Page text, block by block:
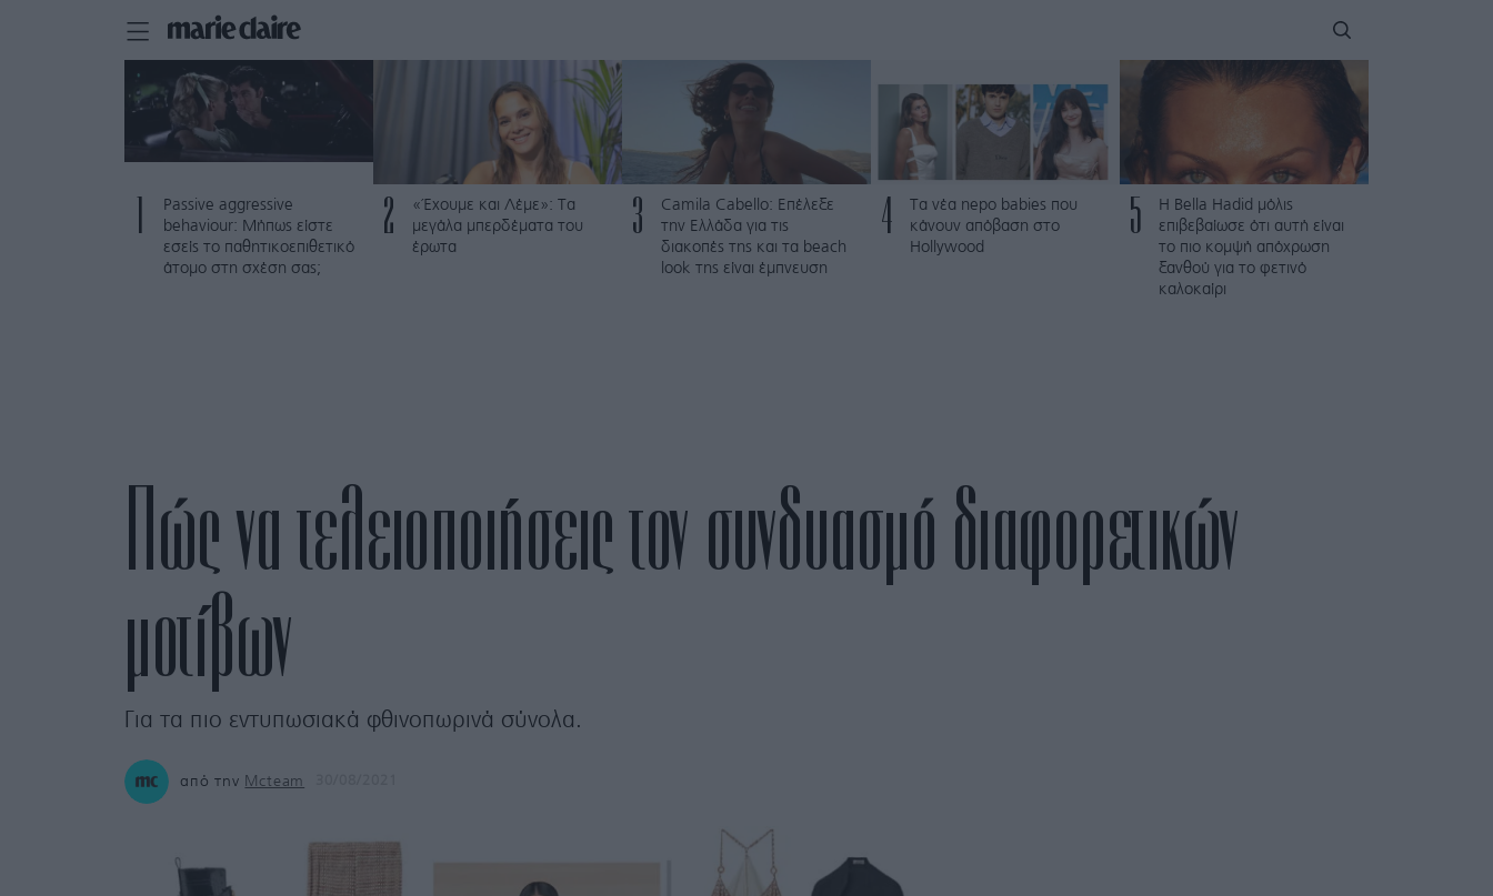
Passive aggressive
behaviour: Μήπως είστε
εσείς το παθητικοεπιθετικό
άτομο στη σχέση σας;
2
«Έχουμε και Λέμε»: Τα
μεγάλα μπερδέματα του
έρωτα
3
Camila Cabello: Επέλεξε
την Ελλάδα για τις
διακοπές της και τα beach
look της είναι έμπνευση
4
Τα νέα nepo babies που
κάνουν απόβαση στο
Hollywood
5
Η Bella Hadid μόλις
επιβεβαίωσε ότι αυτή είναι
το πιο κομψή απόχρωση
ξανθού για το φετινό
καλοκαίρι
Πώς να τελειοποιήσεις τον συνδυασμό διαφορετικών
μοτίβων
Για τα πιο εντυπωσιακά φθινοπωρινά σύνολα.
από την Mcteam